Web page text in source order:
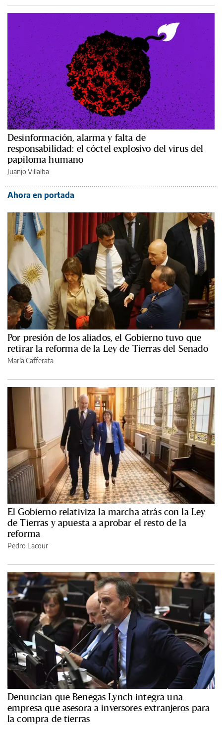
Desinformación, alarma y falta de
responsabilidad: el cóctel explosivo del virus del
papiloma humano
Juanjo Villalba
Ahora en portada
Por presión de los aliados, el Gobierno tuvo que
retirar la reforma de la Ley de Tierras del Senado
María Cafferata
El Gobierno relativiza la marcha atrás con la Ley
de Tierras y apuesta a aprobar el resto de la
reforma
Pedro Lacour
Denuncian que Benegas Lynch integra una
empresa que asesora a inversores extranjeros para
la compra de tierras